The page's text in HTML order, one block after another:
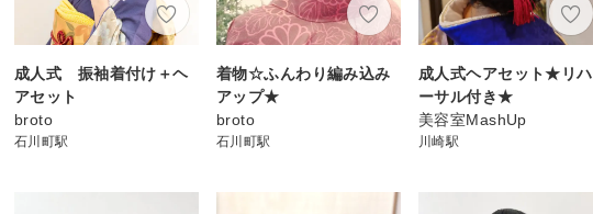
成人式 振袖着付け＋ヘ
アセット
broto
石川町駅
着物☆ふんわり編み込み
アップ★
broto
石川町駅
成人式ヘアセット★リハ
ーサル付き★
美容室MashUp
川崎駅